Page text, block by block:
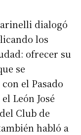
dialogó
los
ofrecer su
se
el Pasado
León José
Club de
habló a